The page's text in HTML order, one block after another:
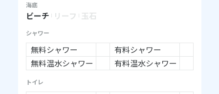
海底
ビーチ リーフ 玉石
シャワー
無料シャワー
有料シャワー
無料温水シャワー
有料温水シャワー
トイレ